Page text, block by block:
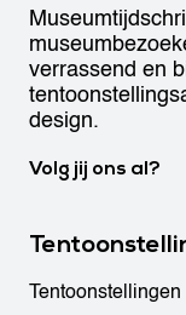
verrassend en
design.
Volg jij ons al?
Tentoonstellingen